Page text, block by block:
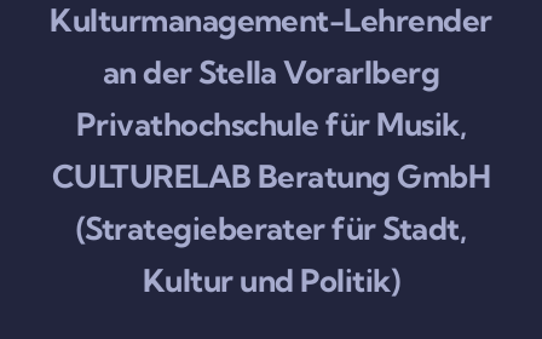
Kulturmanagement-Lehrender
an der Stella Vorarlberg
Privathochschule für Musik,
CULTURELAB Beratung GmbH
(Strategieberater für Stadt,
Kultur und Politik)